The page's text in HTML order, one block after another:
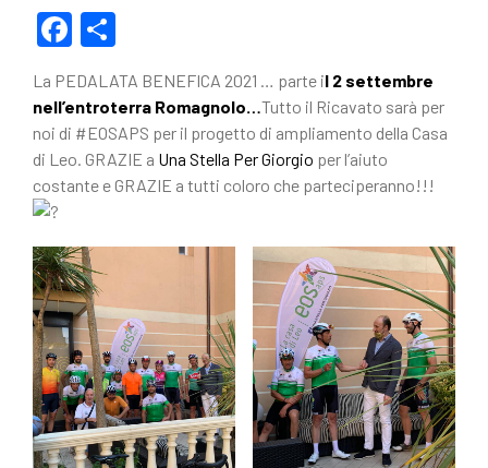
F
a
c
e
b
o
o
k
o
n
di
vi
di
La PEDALATA BENEFICA 2021 … parte il 2 settembre
nell’entroterra Romagnolo…Tutto il Ricavato sarà per
noi di #EOSAPS per il progetto di ampliamento della Casa
di Leo. GRAZIE a Una Stella Per Giorgio per l’aiuto
costante e GRAZIE a tutti coloro che parteciperanno!!!